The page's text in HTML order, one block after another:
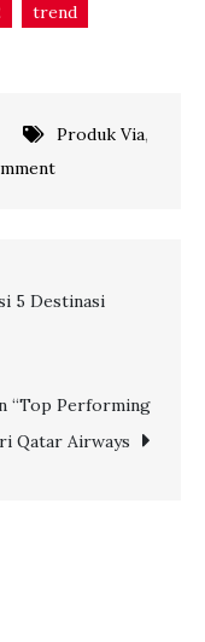
trend
Produk Via,
on
Penumpang
Alami
Mabuk
5 Destinasi
“Top Performing
Qatar Airways